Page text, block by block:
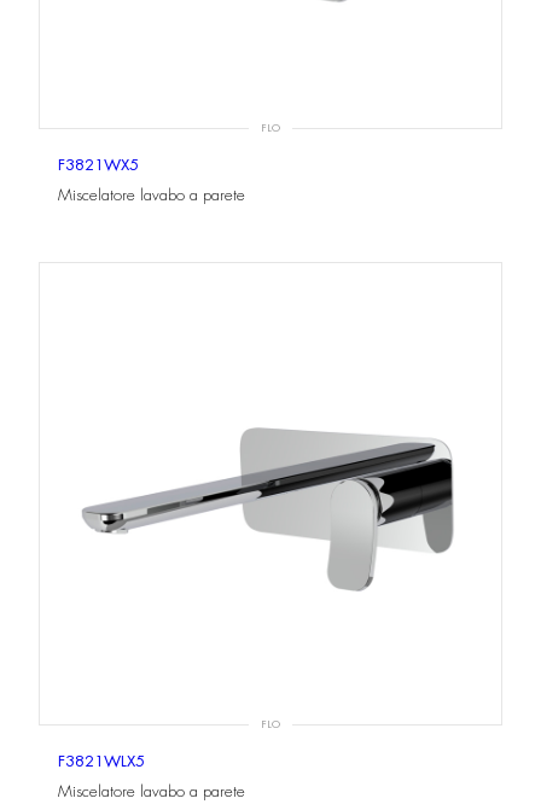
FLO
F3821WX5
Miscelatore lavabo a parete
FLO
F3821WLX5
Miscelatore lavabo a parete